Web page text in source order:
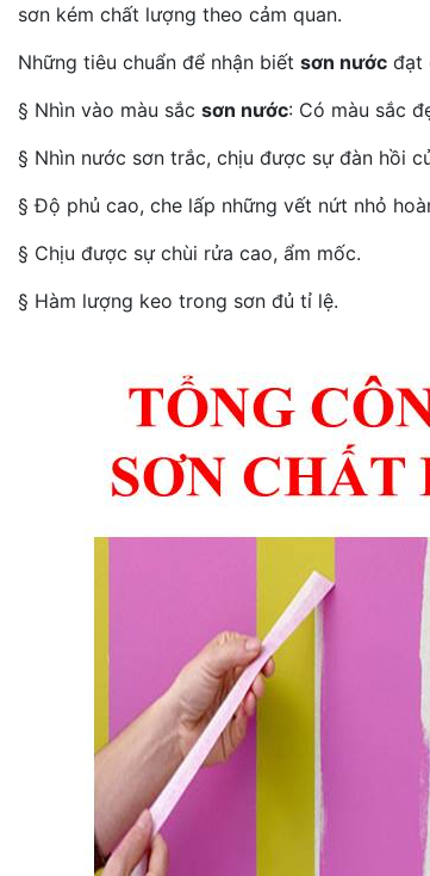
sơn kém chất lượng theo cảm quan.
Những tiêu chuẩn để nhận biết sơn nước đạt
§ Nhìn vào màu sắc sơn nước: Có màu sắc
§ Nhìn nước sơn trắc, chịu được sự đàn hồi
§ Độ phủ cao, che lấp những vết nứt nhỏ
§ Chịu được sự chùi rửa cao, ẩm mốc.
§ Hàm lượng keo trong sơn đủ tỉ lệ.